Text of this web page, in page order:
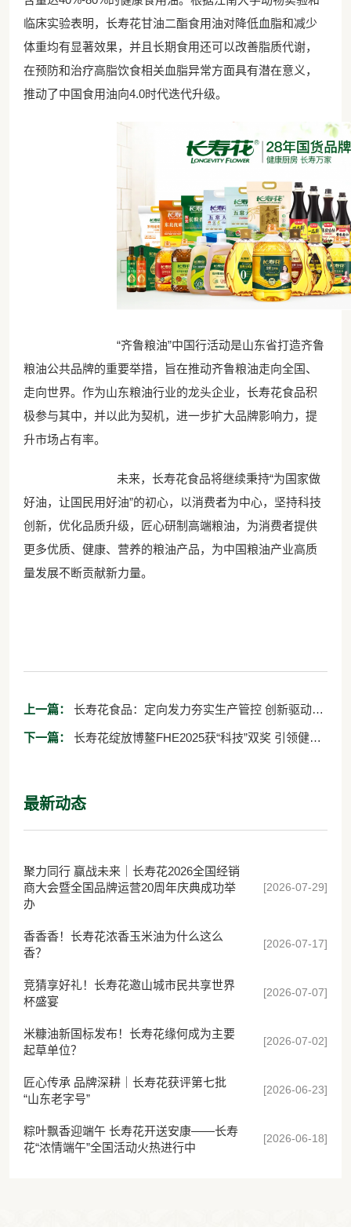
临床实验表明，长寿花甘油二酯食用油对降低血脂和减少
体重均有显著效果，并且长期食用还可以改善脂质代谢，
在预防和治疗高脂饮食相关血脂异常方面具有潜在意义，
推动了中国食用油向4.0时代迭代升级。
“齐鲁粮油”中国行活动是山东省打造齐鲁
粮油公共品牌的重要举措，旨在推动齐鲁粮油走向全国、
走向世界。作为山东粮油行业的龙头企业，长寿花食品积
极参与其中，并以此为契机，进一步扩大品牌影响力，提
升市场占有率。
未来，长寿花食品将继续秉持“为国家做
好油，让国民用好油”的初心，以消费者为中心，坚持科技
创新，优化品质升级，匠心研制高端粮油，为消费者提供
更多优质、健康、营养的粮油产品，为中国粮油产业高质
量发展不断贡献新力量。
上一篇：
活生产效能
下一篇：
最新动态
聚力同行 赢战未来｜长寿花2026全国经销
商大会暨全国品牌运营20周年庆典成功举
办
[2026-07-29]
香香香！长寿花浓香玉米油为什么这么
香？
[2026-07-17]
竞猜享好礼！长寿花邀山城市民共享世界
杯盛宴
[2026-07-07]
米糠油新国标发布！长寿花缘何成为主要
起草单位？
[2026-07-02]
匠心传承 品牌深耕｜长寿花获评第七批
“山东老字号”
[2026-06-23]
粽叶飘香迎端午 长寿花开送安康——长寿
花“浓情端午”全国活动火热进行中
[2026-06-18]